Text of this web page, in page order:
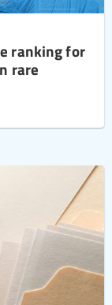
ranking for
rare